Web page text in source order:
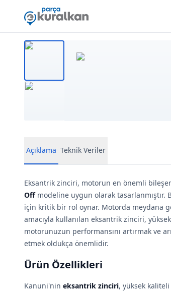
Açıklama Teknik Veriler
Eksantrik zinciri, motorun en önemli
Offmodeline uygun olarak tasarlanmıştır.
için kritik bir rol oynar. Motorda meydana
amacıyla kullanılan eksantrik zinciri,
motorunuzun performansını artırmak ve
etmek oldukça önemlidir.
Ürün Özellikleri
Kanuni'nin eksantrik zinciri, yüksek